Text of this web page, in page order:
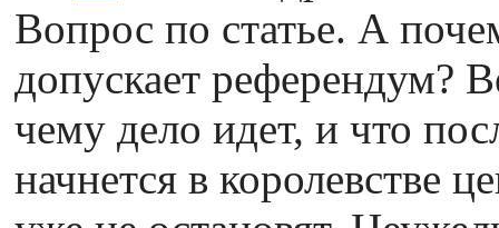
Вопрос по статье. А
допускает референдум?
чему дело идет, и что
начнется в королевстве